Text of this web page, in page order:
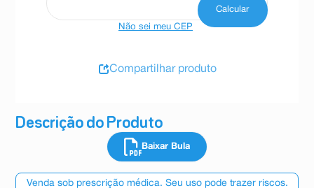
Descrição do Produto
Baixar Bula
Venda sob prescrição médica. Seu uso pode trazer riscos.
Não sei meu CEP
Compartilhar produto